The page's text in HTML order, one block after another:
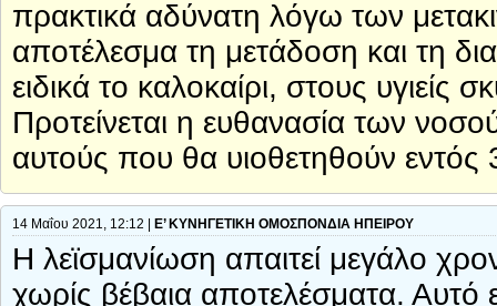
πρακτικά αδύνατη λόγω των
αποτέλεσμα τη μετάδοση και τη
ειδικά το καλοκαίρι, στους
Προτείνεται η ευθανασία των
αυτούς που θα υιοθετηθούν
14 Μαΐου 2021, 12:12 | Ε’ ΚΥΝΗΓΕΤΙΚΗ ΟΜΟΣΠΟΝΔΙΑ ΗΠΕΙΡΟΥ
Η λεϊσμανίωση απαιτεί μεγάλο
χωρίς βέβαια αποτελέσματα. Αυτό